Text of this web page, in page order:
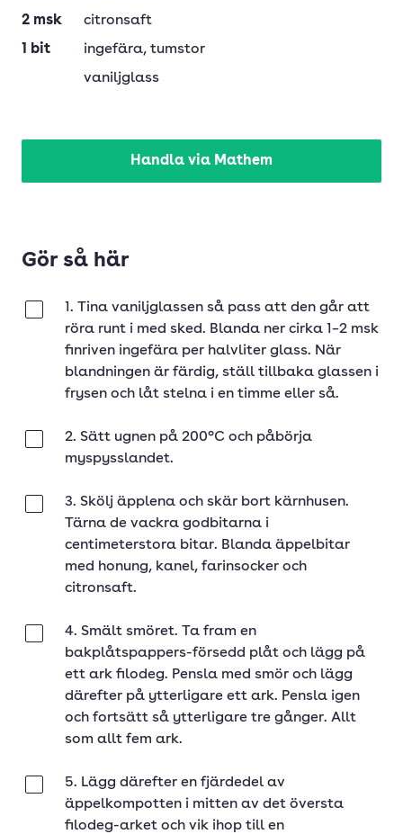
2 msk
citronsaft
1
bit ingefära, tumstor
vaniljglass
Handla via Mathem
Gör så här
1. Tina vaniljglassen så pass att den går att
röra runt i med sked. Blanda ner cirka 1–2 msk
finriven ingefära per halvliter glass. När
blandningen är färdig, ställ tillbaka glassen i
frysen och låt stelna i en timme eller så.
2. Sätt ugnen på 200°C och påbörja
myspysslandet.
3. Skölj äpplena och skär bort kärnhusen.
Tärna de vackra godbitarna i
centimeterstora bitar. Blanda äppelbitar
med honung, kanel, farinsocker och
citronsaft.
4. Smält smöret. Ta fram en
bakplåtspappers-försedd plåt och lägg på
ett ark filodeg. Pensla med smör och lägg
därefter på ytterligare ett ark. Pensla igen
och fortsätt så ytterligare tre gånger. Allt
som allt fem ark.
5. Lägg därefter en fjärdedel av
äppelkompotten i mitten av det översta
filodeg-arket och vik ihop till en